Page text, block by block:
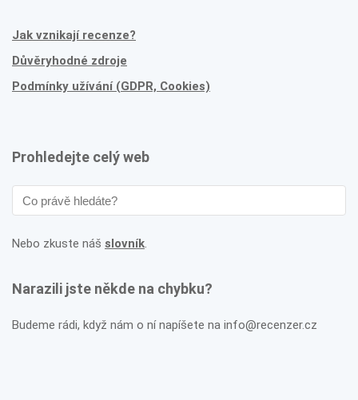
Jak vznikají recenze?
Důvěryhodné zdroje
Podmínky užívání (GDPR, Cookies)
Prohledejte celý web
Nebo zkuste náš slovník.
Narazili jste někde na chybku?
Budeme rádi, když nám o ní napíšete na info@recenzer.cz